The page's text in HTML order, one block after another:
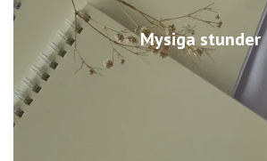
Mysiga stunder